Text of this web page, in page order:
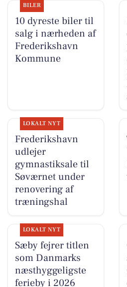
BILER
10 dyreste biler til
salg i nærheden af
Frederikshavn
Kommune
LOKALT NYT
Frederikshavn
udlejer
gymnastiksale til
Søværnet under
renovering af
træningshal
LOKALT NYT
Sæby fejrer titlen
som Danmarks
næsthyggeligste
ferieby i 2026